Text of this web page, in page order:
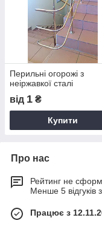
Перильні огорожі з
неіржавкої сталі
від 1 ₴
Купити
Про нас
Рейтинг не
Менше 5 відгуків
Працює з